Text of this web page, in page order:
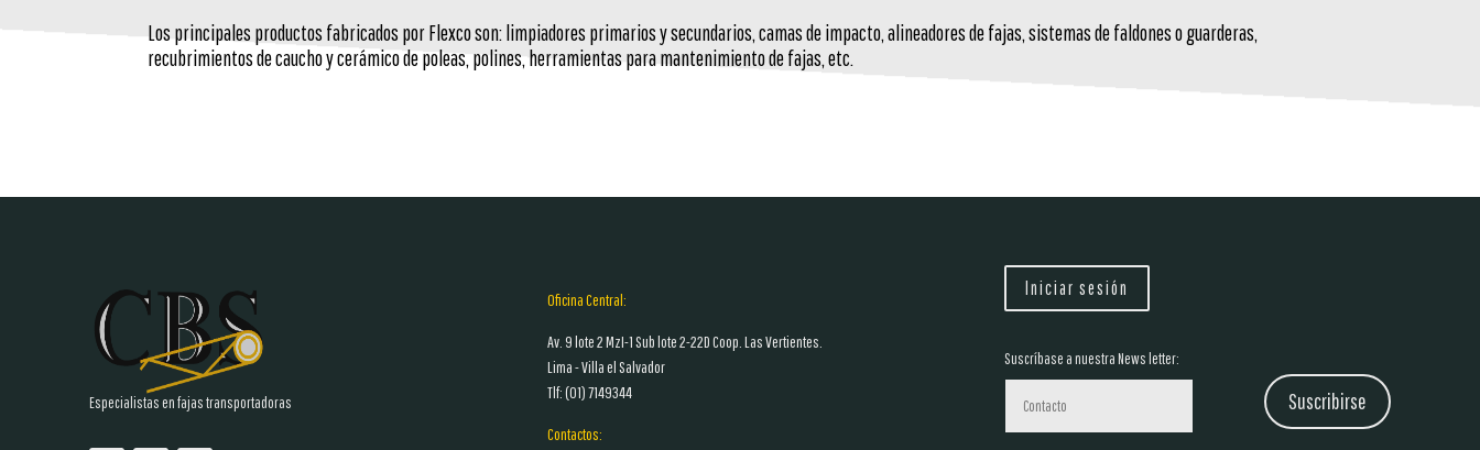
Los principales productos fabricados por Flexco son: limpiadores primarios y secundarios, camas de impacto, alineadores de fajas, sistemas de faldones o guarderas,
recubrimientos de caucho y cerámico de poleas, polines, herramientas para mantenimiento de fajas, etc.
Especialistas en fajas transportadoras
Oficina Central:
Av. 9 lote 2 MzI-1 Sub lote 2-22D Coop. Las Vertientes.
Lima - Villa el Salvador
Tlf: (01)7149344
Contactos:
Iniciar sesión
Suscríbase a nuestra News letter:
Suscribirse